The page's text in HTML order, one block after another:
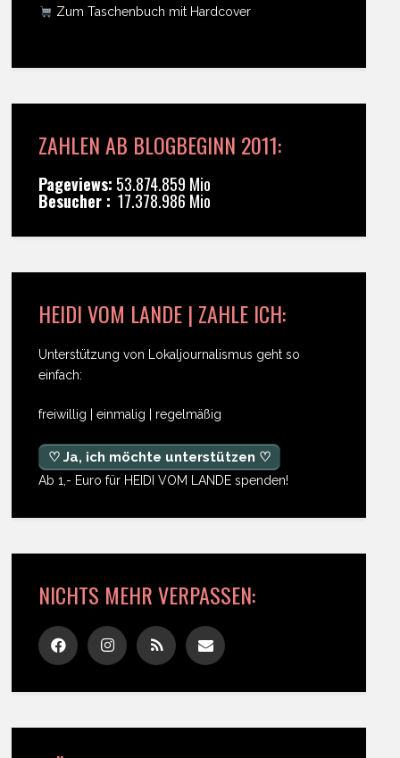
Zum Taschenbuch mit Hardcover
ZAHLEN AB BLOGBEGINN 2011:
Pageviews: 53.874.859 Mio
Besucher : 17.378.986 Mio
HEIDI VOM LANDE | ZAHLE ICH:
Unterstützung von Lokaljournalismus geht so
einfach:
freiwillig | einmalig | regelmäßig
♡ Ja, ich möchte unterstützen ♡
Ab 1,- Euro für HEIDI VOM LANDE spenden!
NICHTS MEHR VERPASSEN: